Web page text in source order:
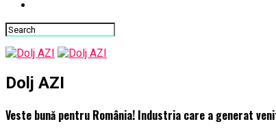
Dolj AZI
Veste bună pentru România! Industria care a generat